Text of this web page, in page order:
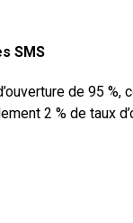
SMS
de 95 %,
2 % de taux